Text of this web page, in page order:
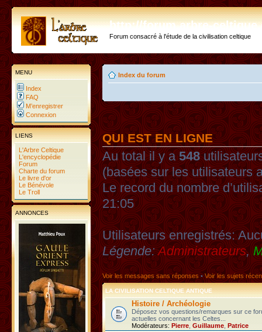
http://forum.arbre-
Forum consacré à l'étude de la civilisation celtique
MENU
Index
FAQ
M’enregistrer
Connexion
LIENS
L'Arbre Celtique
L'encyclopédie
Forum
Charte du forum
Le livre d'or
Le Bénévole
Le Troll
ANNONCES
Index du forum
QUI EST EN LIGNE
Au total il y a548
(basées sur les utilisateurs
Le record du nombre
21:05
Utilisateurs enregistrés:
Légende:Administrateurs,
Voir les messages sans réponses•Voir les sujets
LA CIVILISATION CELTIQUE ANTIQUE
Histoire / Archéologie
Déposez vos questions/remarques sur ce
actuelles concernant les Celtes...
Modérateurs: Pierre Guillaume Patrice